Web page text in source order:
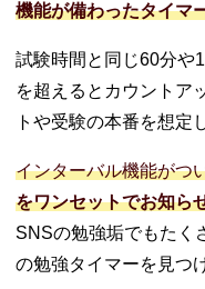
タイプ
トタイプ
05. 勉強タイマー
の選び方のコツ
方法で選ぶ
− 文字盤の
見やすさで
− 機能性の
機能が備わったタイマ
試験時間と同じ60分や
を超えるとカウントア
トや受験の本番を想定
インターバル機能がつ
をワンセットでお知ら
SNSの勉強垢でもたく
の勉強タイマーを見つ